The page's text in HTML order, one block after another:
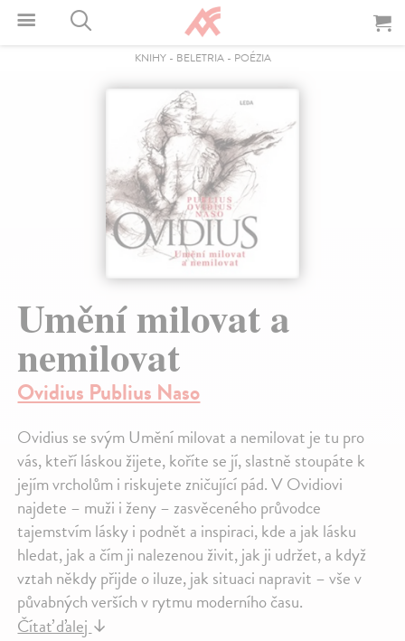
KNIHY- BELETRIA- POÉZIA
Umění milovat a
nemilovat
Ovidius Publius Naso
Ovidius se svým Umění milovat a nemilovat je tu pro
vás, kteří láskou žijete, koříte se jí, slastně stoupáte k
jejím vrcholům i riskujete zničující pád. V Ovidiovi
najdete – muži i ženy – zasvěceného průvodce
tajemstvím lásky i podnět a inspiraci, kde a jak lásku
hledat, jak a čím ji nalezenou živit, jak ji udržet, a když
vztah někdy přijde o iluze, jak situaci napravit – vše v
půvabných verších v rytmu moderního času.
Čítať ďalej↓